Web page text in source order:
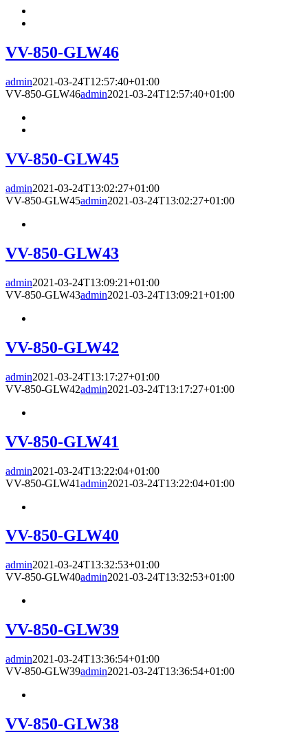
VV-850-GLW46
admin2021-03-24T12:57:40+01:00
VV-850-GLW46admin2021-03-24T12:57:40+01:00
VV-850-GLW45
admin2021-03-24T13:02:27+01:00
VV-850-GLW45admin2021-03-24T13:02:27+01:00
VV-850-GLW43
admin2021-03-24T13:09:21+01:00
VV-850-GLW43admin2021-03-24T13:09:21+01:00
VV-850-GLW42
admin2021-03-24T13:17:27+01:00
VV-850-GLW42admin2021-03-24T13:17:27+01:00
VV-850-GLW41
admin2021-03-24T13:22:04+01:00
VV-850-GLW41admin2021-03-24T13:22:04+01:00
VV-850-GLW40
admin2021-03-24T13:32:53+01:00
VV-850-GLW40admin2021-03-24T13:32:53+01:00
VV-850-GLW39
admin2021-03-24T13:36:54+01:00
VV-850-GLW39admin2021-03-24T13:36:54+01:00
VV-850-GLW38